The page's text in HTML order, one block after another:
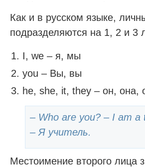
Как и в русском языке,
подразделяются на 1, 2 и 3
I, we – я, мы
you – Вы, вы
he, she, it, they – он, она,
– Who are you? – I am
– Я учитель.
Местоимение второго лица